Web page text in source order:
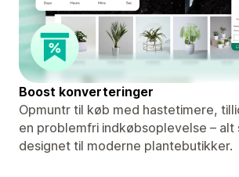
Boost konverteringer
Opmuntr til køb med hastetimere,
en problemfri indkøbsoplevelse – alt
designet til moderne plantebutikker.